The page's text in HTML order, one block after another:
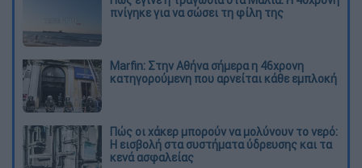
πνίγηκε για να σώσει τη φίλη της
Marfin: Στην Αθήνα σήμερα η 46χρονη
κατηγορούμενη που αρνείται κάθε εμπλοκή
Πώς οι χάκερ μπορούν να μολύνουν το νερό:
Η εισβολή στα συστήματα ύδρευσης και τα
κενά ασφαλείας